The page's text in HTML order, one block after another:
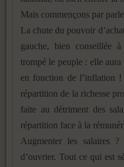
Mais commençons par
La chute du pouvoir
gauche, bien conseillée
trompé le peuple : elle
en fonction de l’inflation
répartition de la richesse
faite au détriment des
répartition face à la
Augmenter les salaires
d’ouvrier. Tout ce qui est